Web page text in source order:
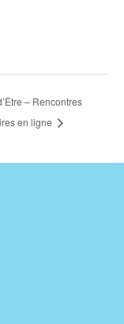
– Rencontres
en ligne